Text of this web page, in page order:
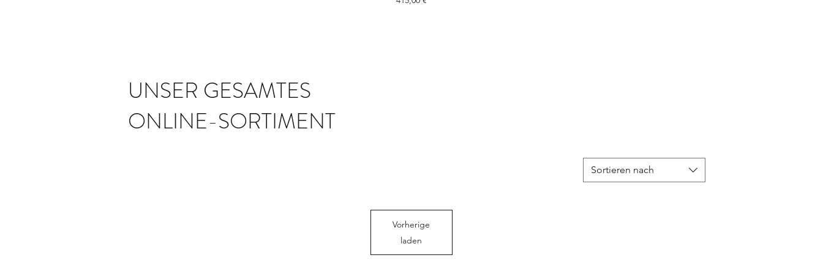
UNSER GESAMTES
ONLINE-SORTIMENT
Sortieren nach
Vorherige
laden